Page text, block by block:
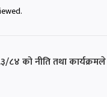
८४ को नीति तथा